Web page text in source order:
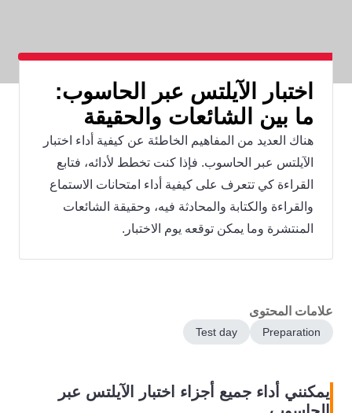
اختبار الآيلتس عبر الحاسوب:
ما بين الشائعات والحقيقة
هناك العديد من المفاهيم الخاطئة عن كيفية أداء اختبار
الآيلتس عبر الحاسوب. فإذا كنت تخطط لأدائه، فتابع
القراءة كي تتعرف على كيفية أداء امتحانات الاستماع
والقراءة والكتابة والمحادثة فيه، وحقيقة الشائعات
المنتشرة وما يمكن توقعه يوم الاختبار.
علامات المحتوى
Preparation
Test day
يمكنني أداء جميع أجزاء اختبار الآيلتس عبر